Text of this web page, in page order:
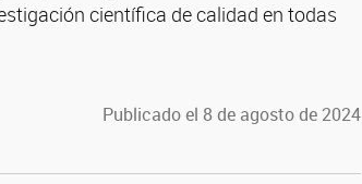
científica de calidad en todas
Publicado el 8 de agosto de 2024